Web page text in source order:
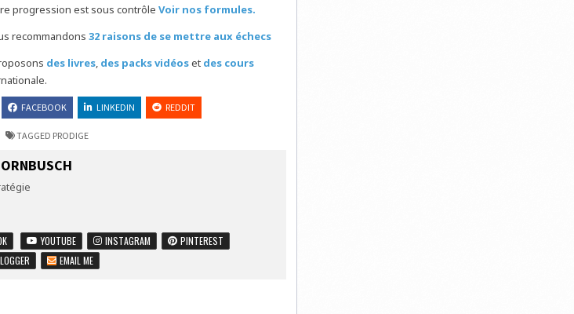
progression est sous contrôle Voir nos formules.
recommandons 32 raisons de se mettre aux échecs
des livres, des packs vidéoset des cours
FACEBOOK LINKEDIN REDDIT
TAGGED PRODIGE
YOUTUBE INSTAGRAM
PINTEREST
EMAIL ME